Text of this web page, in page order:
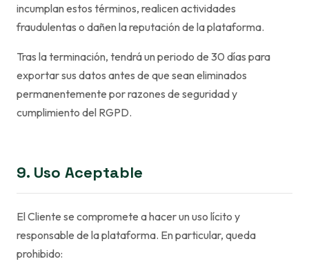
incumplan estos términos, realicen actividades
fraudulentas o dañen la reputación de la plataforma.
Tras la terminación, tendrá un periodo de 30 días para
exportar sus datos antes de que sean eliminados
permanentemente por razones de seguridad y
cumplimiento del RGPD.
9. Uso Aceptable
El Cliente se compromete a hacer un uso lícito y
responsable de la plataforma. En particular, queda
prohibido: